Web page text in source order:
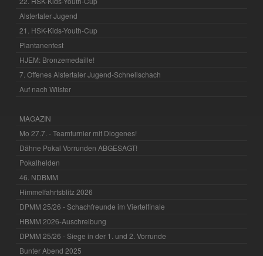
Alstertaler Jugend
21. HSK-Kids-Youth-Cup
Plantanenfest
HJEM: Bronzemedaille!
7. Offenes Alstertaler Jugend-Schnellschach
Auf nach Wilster
MAGAZIN
Mo 27.7. - Teamturnier mit Diogenes!
Dähne Pokal Vorrunden ABGESAGT!
Pokalhelden
46. NDBMM
Himmelfahrtsblitz 2026
DPMM 25/26 - Schachfreunde im Viertelfinale
HBMM 2026-Auschreibung
DPMM 25/26 - Siege in der 1. und 2. Vorrunde
Bunter Abend 2025